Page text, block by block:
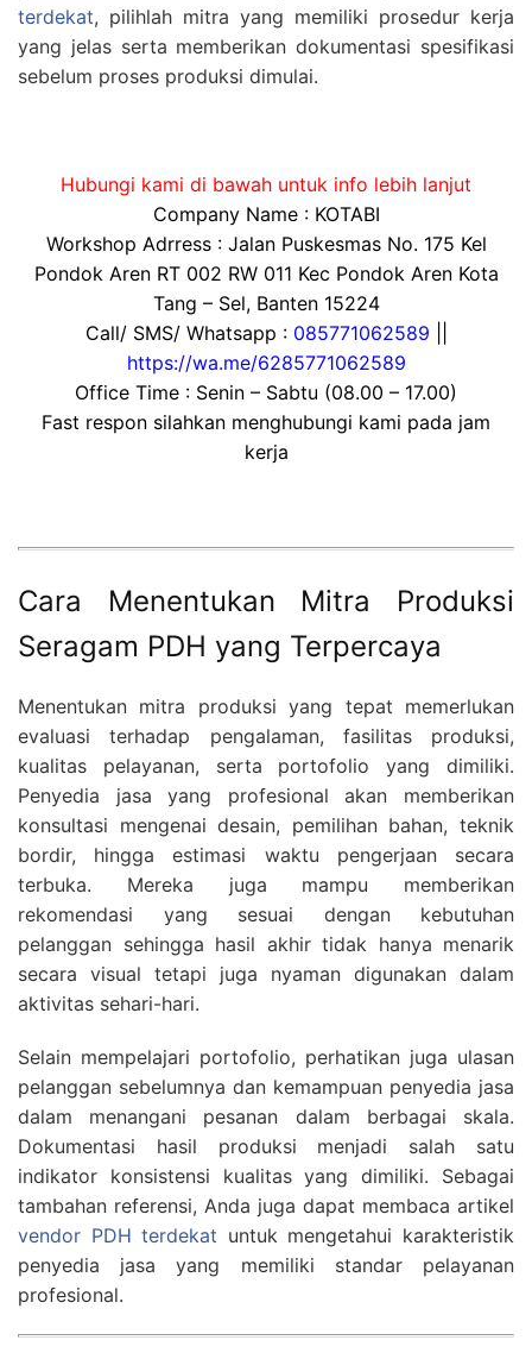
terdekat, pilihlah mitra yang memiliki prosedur kerja
yang jelas serta memberikan dokumentasi spesifikasi
sebelum proses produksi dimulai.
Hubungi kami di bawah untuk info lebih lanjut
Company Name : KOTABI
Workshop Adrress : Jalan Puskesmas No. 175 Kel
Pondok Aren RT 002 RW 011 Kec Pondok Aren Kota
Tang – Sel, Banten 15224
Call/ SMS/ Whatsapp : 085771062589
https://wa.me/6285771062589
Office Time : Senin – Sabtu (08.00 – 17.00)
Fast respon silahkan menghubungi kami pada jam
kerja
Cara Menentukan Mitra Produksi
Seragam PDH yang Terpercaya
Menentukan mitra produksi yang tepat memerlukan
evaluasi terhadap pengalaman, fasilitas produksi,
kualitas pelayanan, serta portofolio yang dimiliki.
Penyedia jasa yang profesional akan memberikan
konsultasi mengenai desain, pemilihan bahan, teknik
bordir, hingga estimasi waktu pengerjaan secara
terbuka. Mereka juga mampu memberikan
rekomendasi yang sesuai dengan kebutuhan
pelanggan sehingga hasil akhir tidak hanya menarik
secara visual tetapi juga nyaman digunakan dalam
aktivitas sehari-hari.
Selain mempelajari portofolio, perhatikan juga ulasan
pelanggan sebelumnya dan kemampuan penyedia jasa
dalam menangani pesanan dalam berbagai skala.
Dokumentasi hasil produksi menjadi salah satu
indikator konsistensi kualitas yang dimiliki. Sebagai
tambahan referensi, Anda juga dapat membaca artikel
vendor PDH terdekat untuk mengetahui karakteristik
penyedia jasa yang memiliki standar pelayanan
profesional.